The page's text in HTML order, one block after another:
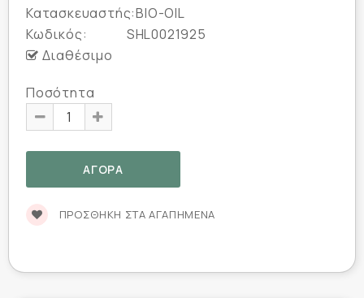
Κατασκευαστής:BIO-OIL
Κωδικός:
SHL0021925
Διαθέσιμο
Ποσότητα
ΠΡΟΣΘΉΚΗ ΣΤΑ ΑΓΑΠΗΜΈΝΑ